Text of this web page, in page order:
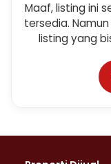
Maaf, listing ini
tersedia.
listing yang